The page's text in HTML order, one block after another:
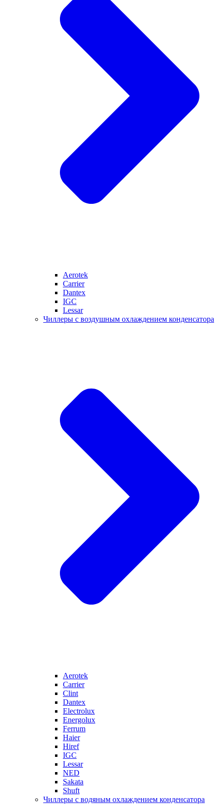
Aerotek
Carrier
Dantex
IGC
Lessar
Чиллеры с воздушным охлаждением конденсатора
Aerotek
Carrier
Clint
Dantex
Electrolux
Energolux
Ferrum
Haier
Hiref
IGC
Lessar
NED
Sakata
Shuft
Чиллеры с водяным охлаждением конденсатора